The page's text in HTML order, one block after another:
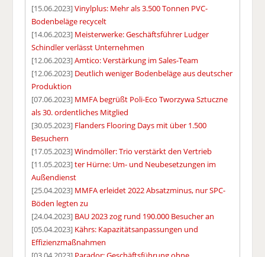
[15.06.2023]Vinylplus: Mehr als 3.500 Tonnen PVC-
Bodenbeläge recycelt
[14.06.2023] Meisterwerke: Geschäftsführer Ludger
Schindler verlässt Unternehmen
[12.06.2023]Amtico: Verstärkung im Sales-Team
[12.06.2023] Deutlich weniger Bodenbeläge aus deutscher
Produktion
[07.06.2023] MMFA begrüßt Poli-Eco Tworzywa Sztuczne
als 30. ordentliches Mitglied
[30.05.2023] Flanders Flooring Days mit über 1.500
Besuchern
[17.05.2023]Windmöller: Trio verstärkt den Vertrieb
[11.05.2023]ter Hürne: Um- und Neubesetzungen im
Außendienst
[25.04.2023] MMFA erleidet 2022 Absatzminus, nur SPC-
Böden legten zu
[24.04.2023] BAU 2023 zog rund 190.000 Besucher an
[05.04.2023] Kährs: Kapazitätsanpassungen und
Effizienzmaßnahmen